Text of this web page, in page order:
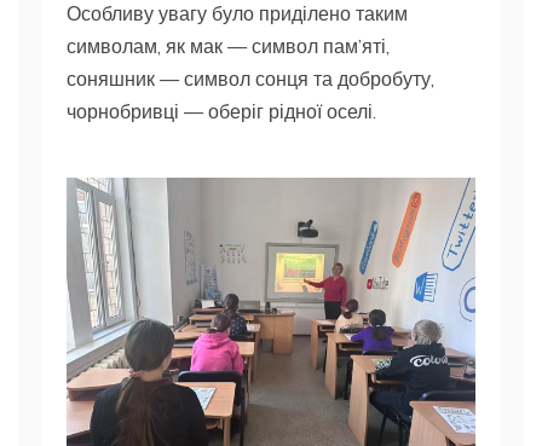
Особливу увагу було приділено таким
символам, як мак — символ пам’яті,
соняшник — символ сонця та добробуту,
чорнобривці — оберіг рідної оселі.